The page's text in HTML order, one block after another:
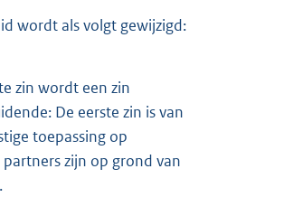
wordt als volgt gewijzigd:
zin wordt een zin
De eerste zin is van
toepassing op
zijn op grond van